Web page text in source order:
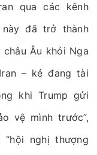
qua các kênh
này đã trở thành
Âu khỏi Nga
– kẻ đang tài
khi Trump gửi
vệ mình trước”,
nghị thượng